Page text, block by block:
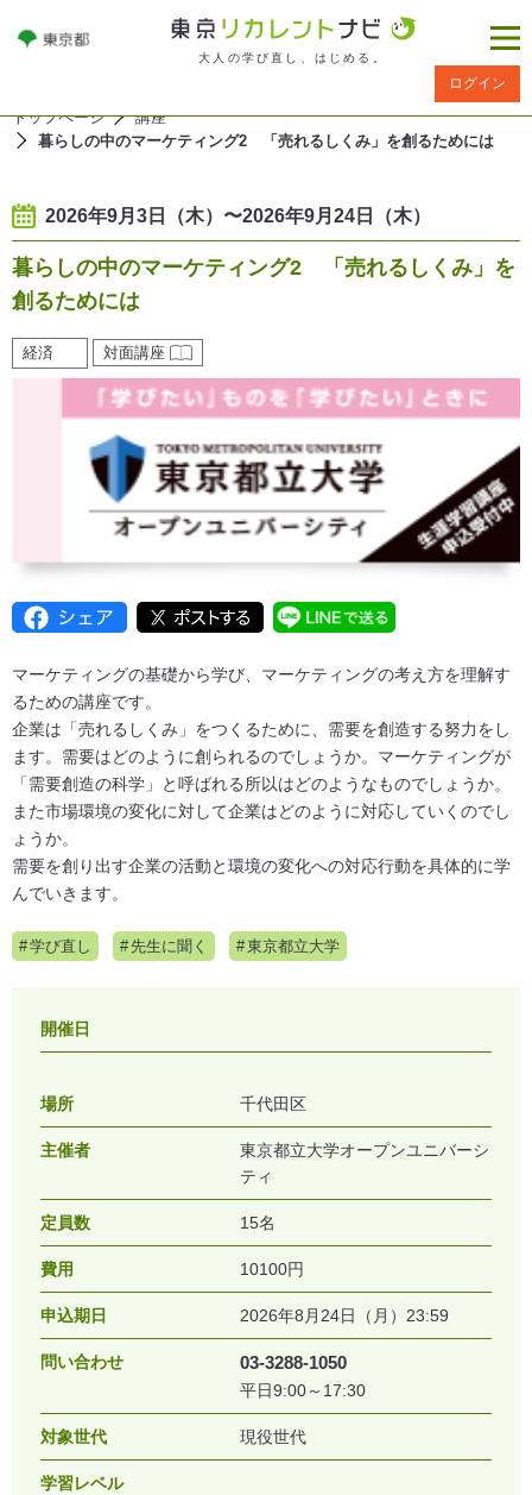
大人の学び直し、はじめる。
ログイン
トップページ
講座
暮らしの中のマーケティング2 「売れるしくみ」を創るためには
2026年9月3日（木）〜2026年9月24日（木）
暮らしの中のマーケティング2 「売れるしくみ」を
創るためには
経済 対面講座
マーケティングの基礎から学び、マーケティングの考え方を理解す
るための講座です。
企業は「売れるしくみ」をつくるために、需要を創造する努力をし
ます。需要はどのように創られるのでしょうか。マーケティングが
「需要創造の科学」と呼ばれる所以はどのようなものでしょうか。
また市場環境の変化に対して企業はどのように対応していくのでし
ょうか。
需要を創り出す企業の活動と環境の変化への対応行動を具体的に学
んでいきます。
学び直し 先生に聞く 東京都立大学
開催日
場所 千代田区
主催者
東京都立大学オープンユニバーシ
ティ
定員数 15名
費用 10100円
申込期日 2026年8月24日（月）23:59
問い合わせ 03-3288-1050
平日9:00～17:30
対象世代 現役世代
学習レベル